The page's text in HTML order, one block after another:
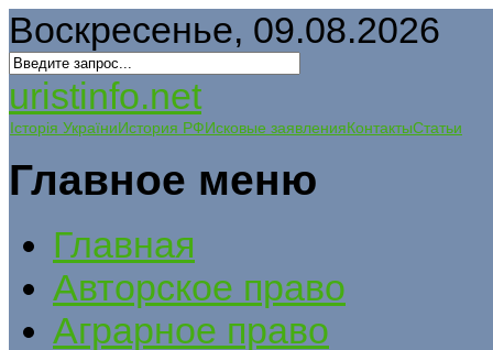
Воскресенье, 09.08.2026
uristinfo.net
Історія УкраїниИстория РФИсковые заявленияКонтактыСтатьи
Главное меню
Главная
Авторское право
Аграрное право